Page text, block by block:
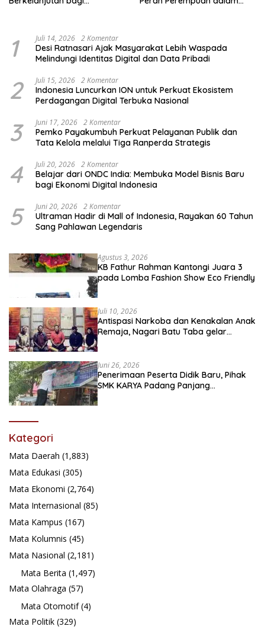
1 Juli 14, 2026 2 Komentar
Desi Ratnasari Ajak Masyarakat Lebih Waspada
Melindungi Identitas Digital dan Data Pribadi
2 Juli 15, 2026 2 Komentar
Indonesia Luncurkan ION untuk Perkuat Ekosistem
Perdagangan Digital Terbuka Nasional
3 Juni 17, 2026 2 Komentar
Pemko Payakumbuh Perkuat Pelayanan Publik dan
Tata Kelola melalui Tiga Ranperda Strategis
4 Juli 20, 2026 2 Komentar
Belajar dari ONDC India: Membuka Model Bisnis Baru
bagi Ekonomi Digital Indonesia
5 Juni 20, 2026 2 Komentar
Ultraman Hadir di Mall of Indonesia, Rayakan 60 Tahun
Sang Pahlawan Legendaris
Agustus 3, 2026
KB Fathur Rahman Kantongi Juara 3
pada Lomba Fashion Show Eco Friendly
Juli 10, 2026
Antispasi Narkoba dan Kenakalan Anak
Remaja, Nagari Batu Taba gelar
Juni 26, 2026
Penerimaan Peserta Didik Baru, Pihak
SMK KARYA Padang Panjang
Kategori
Mata Daerah (1,883)
Mata Edukasi (305)
Mata Ekonomi (2,764)
Mata Internasional (85)
Mata Kampus (167)
Mata Kolumnis (45)
Mata Nasional (2,181)
Mata Berita (1,497)
Mata Olahraga (57)
Mata Otomotif(4)
Mata Politik (329)